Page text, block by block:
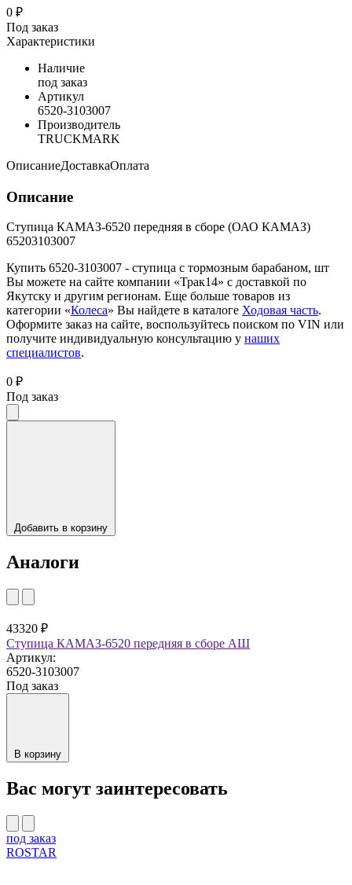
0 ₽
Под заказ
Характеристики
Наличие
под заказ
Артикул
6520-3103007
Производитель
TRUCKMARK
ОписаниеДоставкаОплата
Описание
Ступица КАМАЗ-6520 передняя в сборе (ОАО КАМАЗ)
65203103007
Купить 6520-3103007 - ступица с тормозным барабаном, шт
Вы можете на сайте компании «Трак14» с доставкой по
Якутску и другим регионам. Еще больше товаров из
категории «Колеса» Вы найдете в каталоге Ходовая часть.
Оформите заказ на сайте, воспользуйтесь поиском по VIN или
получите индивидуальную консультацию у наших
специалистов.
0 ₽
Под заказ
Добавить в корзину
Аналоги
43320 ₽
Ступица КАМАЗ-6520 передняя в сборе АШ
Артикул:
6520-3103007
Под заказ
В корзину
Вас могут заинтересовать
под заказ
ROSTAR